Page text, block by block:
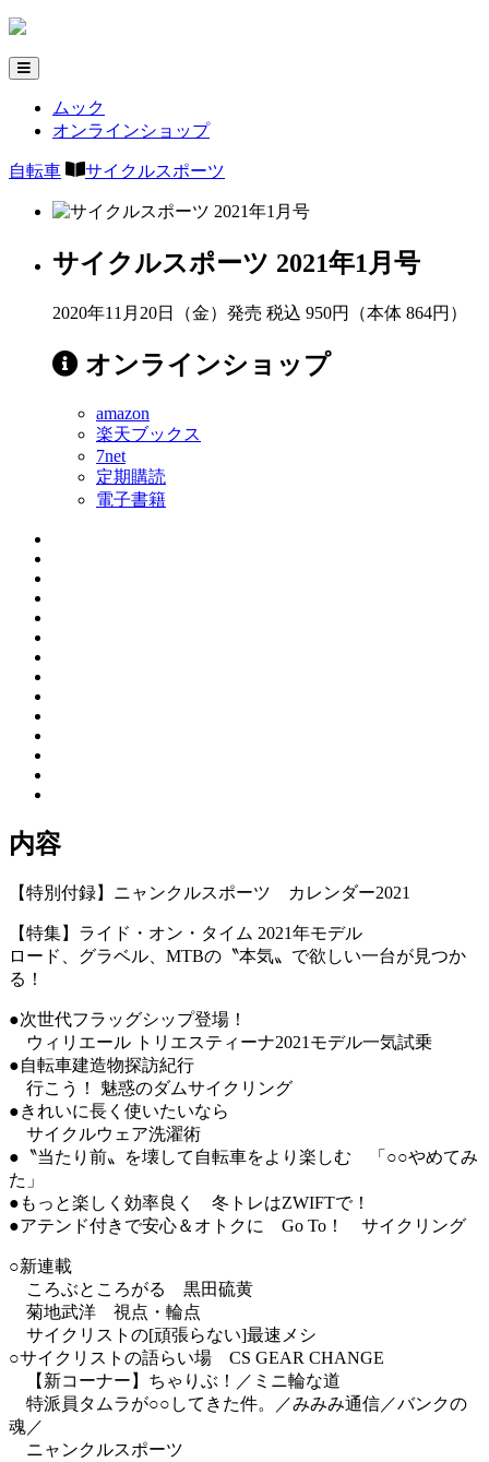
ムック
オンラインショップ
自転車 サイクルスポーツ
サイクルスポーツ 2021年1月号
2020年11月20日（金）発売 税込 950円（本体 864円）
オンラインショップ
amazon
楽天ブックス
7net
定期購読
電子書籍
内容
【特別付録】ニャンクルスポーツ カレンダー2021
【特集】ライド・オン・タイム 2021年モデル
ロード、グラベル、MTBの〝本気〟で欲しい一台が見つか
る！
●次世代フラッグシップ登場！
ウィリエール トリエスティーナ2021モデル一気試乗
●自転車建造物探訪紀行
行こう！ 魅惑のダムサイクリング
●きれいに長く使いたいなら
サイクルウェア洗濯術
●〝当たり前〟を壊して自転車をより楽しむ 「○○やめてみ
た」
●もっと楽しく効率良く 冬トレはZWIFTで！
●アテンド付きで安心＆オトクに Go To！ サイクリング
○新連載
ころぶところがる 黒田硫黄
菊地武洋 視点・輪点
サイクリストの[頑張らない]最速メシ
○サイクリストの語らい場 CS GEAR CHANGE
【新コーナー】ちゃりぶ！／ミニ輪な道
特派員タムラが○○してきた件。／みみみ通信／バンクの
魂／
ニャンクルスポーツ